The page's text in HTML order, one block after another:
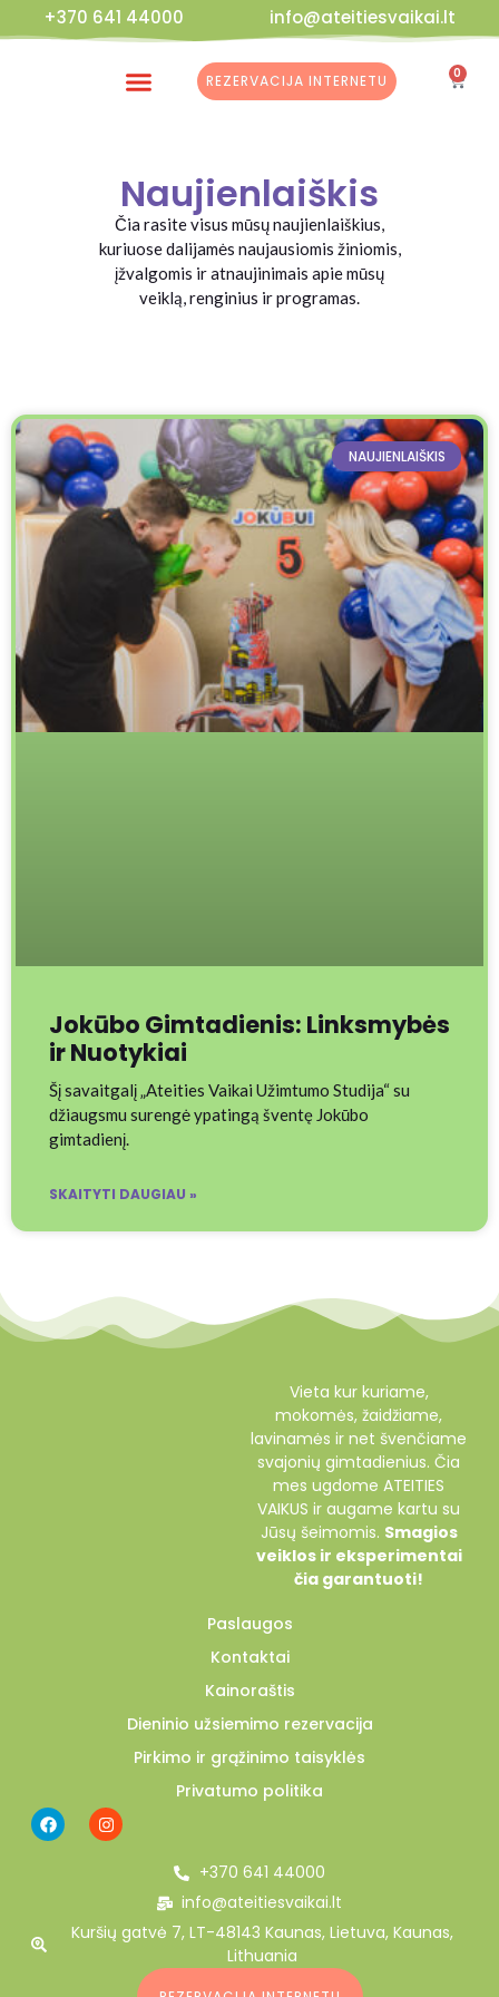
+370 641 44000 info@ateitiesvaikai.lt
REZERVACIJA INTERNETU 0
Naujienlaiškis
Čia rasite visus mūsų naujienlaiškius,
kuriuose dalijamės naujausiomis žiniomis,
įžvalgomis ir atnaujinimais apie mūsų
veiklą, renginius ir programas.
NAUJIENLAIŠKIS
Jokūbo Gimtadienis: Linksmybės
ir Nuotykiai
Šį savaitgalį „Ateities Vaikai Užimtumo Studija“ su
džiaugsmu surengė ypatingą šventę Jokūbo
gimtadienį.
SKAITYTI DAUGIAU »
Vieta kur kuriame,
mokomės, žaidžiame,
lavinamės ir net švenčiame
svajonių gimtadienius. Čia
mes ugdome ATEITIES
VAIKUS ir augame kartu su
Jūsų šeimomis. Smagios
veiklos ir eksperimentai
čia garantuoti!
Paslaugos
Kontaktai
Kainoraštis
Dieninio užsiemimo rezervacija
Pirkimo ir grąžinimo taisyklės
Privatumo politika
+370 641 44000
info@ateitiesvaikai.lt
Kuršių gatvė 7, LT-48143 Kaunas, Lietuva, Kaunas,
Lithuania